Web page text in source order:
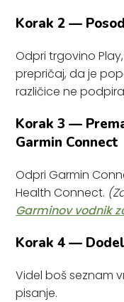
Korak 2 —
Odpri trgovino
prepričaj, da je
različice ne
Korak 3 —
Garmin Connect
Odpri Garmin
Health Connect.
Garminov vodnik
Korak 4 —
Videl boš seznam
pisanje.